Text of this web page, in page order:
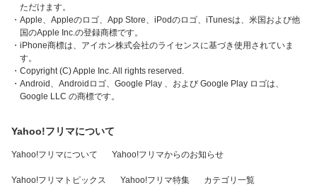
ただけます。
・Apple、Appleのロゴ、App Store、iPodのロゴ、iTunesは、米国および他
国のApple Inc.の登録商標です。
・iPhone商標は、アイホン株式会社のライセンスに基づき使用されていま
す。
・Copyright (C) Apple Inc. All rights reserved.
・Android、Androidロゴ、Google Play 、および Google Play ロゴは、
Google LLC の商標です。
Yahoo!フリマについて
Yahoo!フリマについて Yahoo!フリマからのお知らせ
Yahoo!フリマトピックス Yahoo!フリマ特集 カテゴリ一覧